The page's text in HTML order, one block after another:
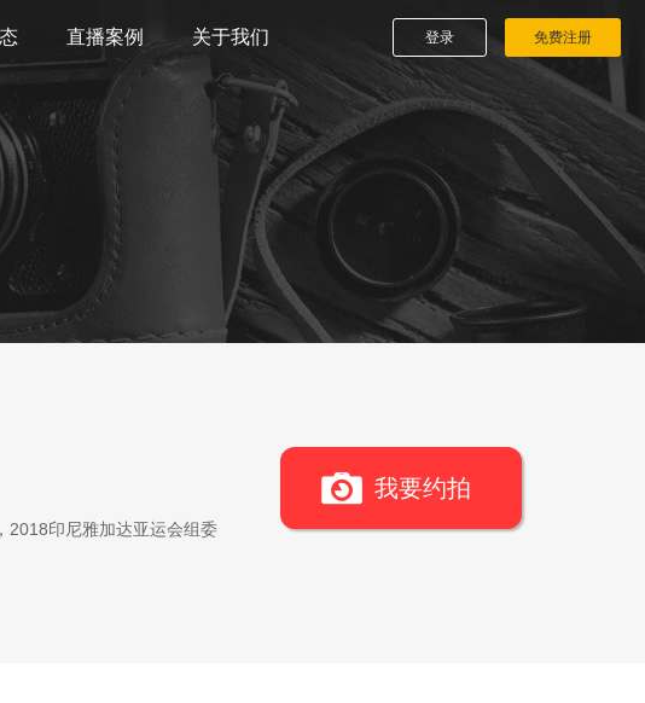
直播案例 关于我们 登录 免费注册
2018印尼雅加达亚运会组委
我要约拍